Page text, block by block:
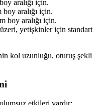
aralığı için.
aralığı için.
boy aralığı için.
yetişkinler için standart
kol uzunluğu, oturuş şekli